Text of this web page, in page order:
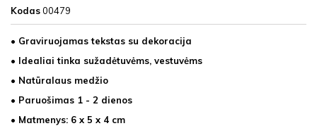
Kodas00479
• Graviruojamas tekstas su dekoracija
• Idealiai tinka sužadėtuvėms, vestuvėms
• Natūralaus medžio
• Paruošimas 1 - 2 dienos
• Matmenys: 6 x 5 x 4 cm